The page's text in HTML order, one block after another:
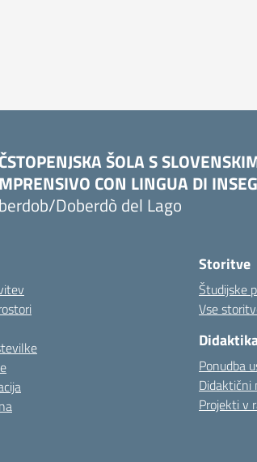
ŠOLA S
CON LINGUA DI
Doberdò del Lago
Storitve
Študijske
Vse
Ponudba
Didaktični
Projekti v